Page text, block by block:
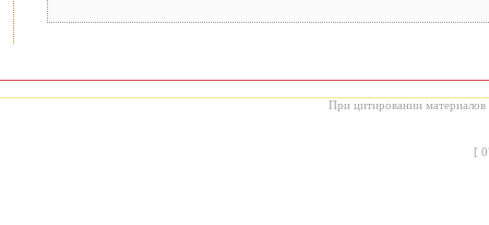
При цитировании материалов
[